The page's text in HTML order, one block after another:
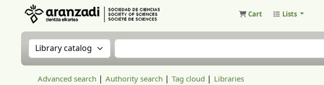
Cart Lists
Search the catalog by:Search the catalog
Advanced search Authority search Tag cloud Libraries